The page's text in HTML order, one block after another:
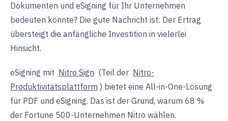
Dokumenten und eSigning für Ihr Unternehmen
bedeuten könnte? Die gute Nachricht ist: Der Ertrag
übersteigt die anfängliche Investition in vielerlei
Hinsicht.
eSigning mit Nitro Sign (Teil der Nitro-
Produktivitätsplattform ) bietet eine All-in-One-Lösung
für PDF und eSigning. Das ist der Grund, warum 68 %
der Fortune 500-Unternehmen Nitro wählen.